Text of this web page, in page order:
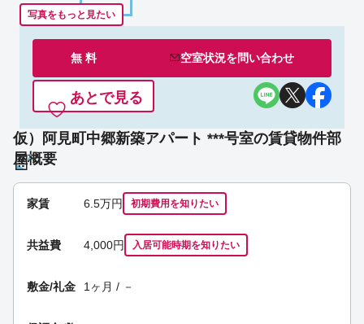
写真をもっと見たい
無 料 空室状況を問い合わせ
あとで見る
仮）阿見町中郷新築アパート ***号室の賃貸物件部
屋概要
家賃 6.5万円 初期費用を知りたい
共益費 4,000円 入居可能時期を知りたい
敷金/礼金 1ヶ月 / －